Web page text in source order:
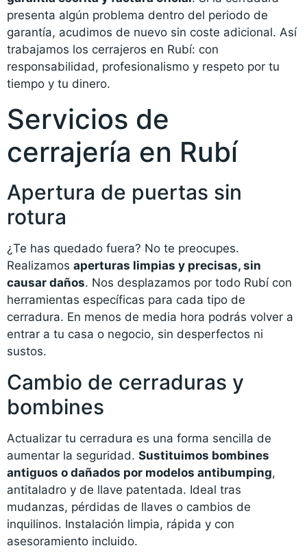
presenta algún problema dentro del periodo de
garantía, acudimos de nuevo sin coste adicional. Así
trabajamos los cerrajeros en Rubí: con
responsabilidad, profesionalismo y respeto por tu
tiempo y tu dinero.
Servicios de
cerrajería en Rubí
Apertura de puertas sin
rotura
¿Te has quedado fuera? No te preocupes.
Realizamos aperturas limpias y precisas, sin
causar daños. Nos desplazamos por todo Rubí con
herramientas específicas para cada tipo de
cerradura. En menos de media hora podrás volver a
entrar a tu casa o negocio, sin desperfectos ni
sustos.
Cambio de cerraduras y
bombines
Actualizar tu cerradura es una forma sencilla de
aumentar la seguridad. Sustituimos bombines
antiguos o dañados por modelos antibumping,
antitaladro y de llave patentada. Ideal tras
mudanzas, pérdidas de llaves o cambios de
inquilinos. Instalación limpia, rápida y con
asesoramiento incluido.